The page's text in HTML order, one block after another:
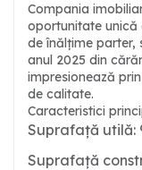
Compania
oportunitate unică
de înălțime parter,
anul 2025 din
impresionează
de calitate.
Caracteristici
Suprafață utilă:
Suprafață